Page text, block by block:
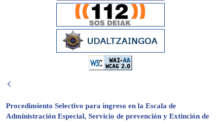
Procedimiento Selectivo para ingreso en la Escala de
Administración Especial, Servicio de prevención y Extinción de